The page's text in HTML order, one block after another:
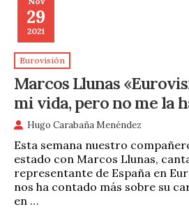
29
2021
Eurovisión
Marcos Llunas
mi vida, pero no me la
Hugo Carabaña Menéndez
Esta semana nuestro
estado con Marcos Llunas,
representante de España en
nos ha contado más sobre su
en …